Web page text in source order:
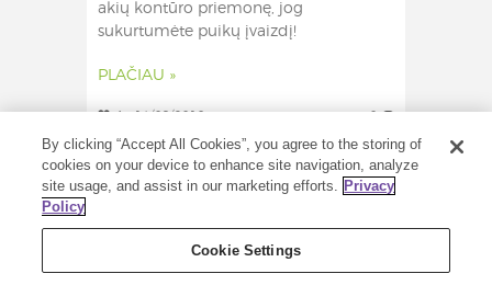
akių kontūro priemonę, jog
sukurtumėte puikų įvaizdį!
PLAČIAU »
4 14/09/2018 0
By clicking “Accept All Cookies”, you agree to the storing of
cookies on your device to enhance site navigation, analyze
site usage, and assist in our marketing efforts. Privacy
Policy
Cookie Settings